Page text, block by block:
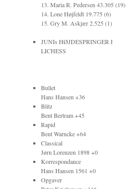
13. Maria R. Pedersen 43.305 (19)
14. Lone Højfeldt 19.775 (6)
15. Gry M. Askjær 2.525 (1)
JUNIs HØJDESPRINGER I
LICHESS
Bullet
Hans Hansen +36
Blitz
Bent Bertram +45
Rapid
Bent Warncke +64
Classical
Jørn Lorenzen 1898 +0
Korrespondance
Hans Hansen 1561 +0
Opgaver